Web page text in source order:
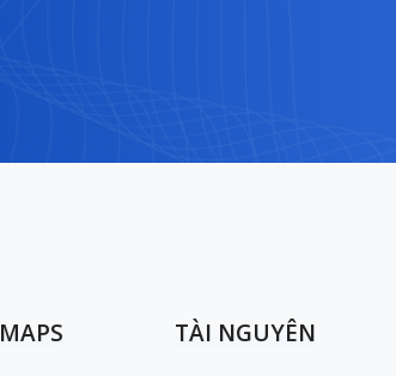
TÀI NGUYÊN